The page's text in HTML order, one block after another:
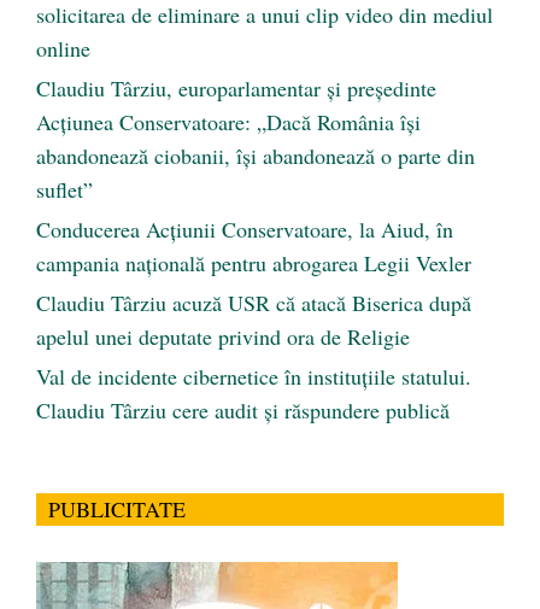
solicitarea de eliminare a unui clip video din mediul
online
Claudiu Târziu, europarlamentar și președinte
Acțiunea Conservatoare: „Dacă România își
abandonează ciobanii, își abandonează o parte din
suflet”
Conducerea Acțiunii Conservatoare, la Aiud, în
campania națională pentru abrogarea Legii Vexler
Claudiu Târziu acuză USR că atacă Biserica după
apelul unei deputate privind ora de Religie
Val de incidente cibernetice în instituțiile statului.
Claudiu Târziu cere audit și răspundere publică
PUBLICITATE